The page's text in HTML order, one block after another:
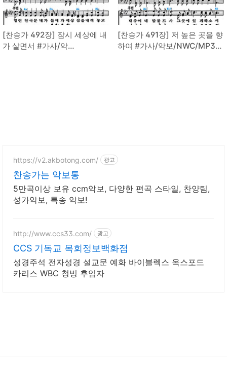
[찬송가 492장] 잠시 세상에 내
가 살면서 #가사/악
[찬송가 491장] 저 높은 곳을 향
하여 #가사/악보/NWC/MP3
https://v2.akbotong.com/ 광고
찬송가는 악보통
5만곡이상 보유 ccm악보, 다양한 편곡 스타일, 찬양팀,
성가악보, 특송 악보!
http://www.ccs33.com/ 광고
CCS 기독교 목회정보백화점
성경주석 전자성경 설교문 예화 바이블렉스 옥스포드
카리스 WBC 청빙 후임자